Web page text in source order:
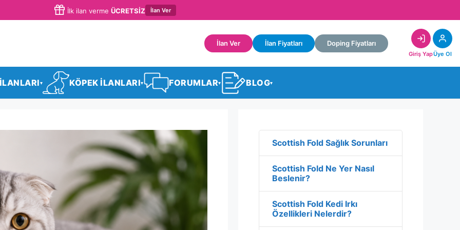
İlk ilan verme ÜCRETSİZ İlan Ver
İlan Ver İlan Fiyatları Doping Fiyatları
Giriş YapÜye Ol
▾ KÖPEK İLANLARI▾ FORUMLAR▾ BLOG▾
Scottish Fold Sağlık Sorunları
Scottish Fold Ne Yer Nasıl
Beslenir?
Scottish Fold Kedi Irkı
Özellikleri Nelerdir?